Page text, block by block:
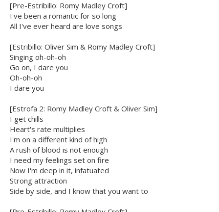
[Pre-Estribillo: Romy Madley Croft]
I've been a romantic for so long
All I've ever heard are love songs
[Estribillo: Oliver Sim & Romy Madley Croft]
Singing oh-oh-oh
Go on, I dare you
Oh-oh-oh
I dare you
[Estrofa 2: Romy Madley Croft & Oliver Sim]
I get chills
Heart's rate multiplies
I'm on a different kind of high
A rush of blood is not enough
I need my feelings set on fire
Now I'm deep in it, infatuated
Strong attraction
Side by side, and I know that you want to